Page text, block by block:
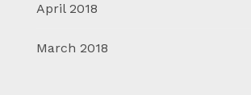
April 2018
March 2018